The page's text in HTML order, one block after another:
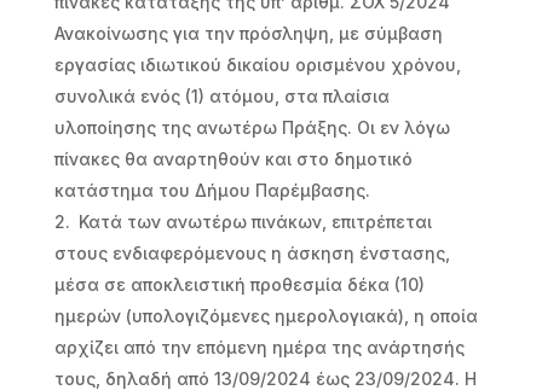
Ανακοίνωσης για την πρόσληψη, με σύμβαση
εργασίας ιδιωτικού δικαίου ορισμένου χρόνου,
συνολικά ενός (1) ατόμου, στα πλαίσια
υλοποίησης της ανωτέρω Πράξης. Οι εν λόγω
πίνακες θα αναρτηθούν και στο δημοτικό
κατάστημα του Δήμου Παρέμβασης.
Κατά των ανωτέρω πινάκων, επιτρέπεται
στους ενδιαφερόμενους η άσκηση ένστασης,
μέσα σε αποκλειστική προθεσμία δέκα (10)
ημερών (υπολογιζόμενες ημερολογιακά), η οποία
αρχίζει από την επόμενη ημέρα της ανάρτησής
τους, δηλαδή από 13/09/2024 έως 23/09/2024. Η